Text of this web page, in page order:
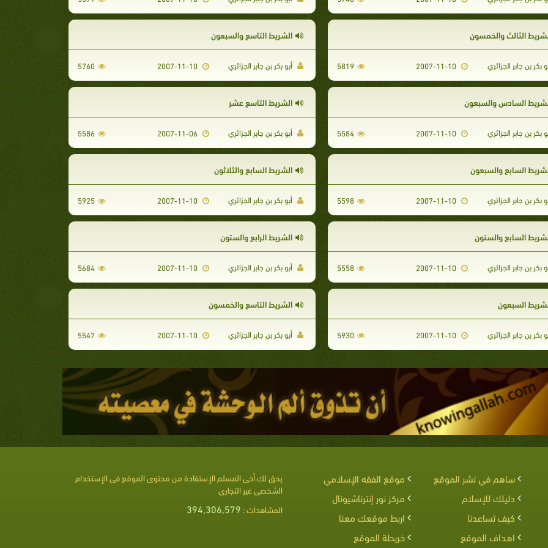
الثالث والخمسون
بكر بن جابر الجزائري 5819
الشريط التاسع والسبعون
أبو بكر بن جابر الجزائري 2007-11-10
5760
السادس والسبعون
بكر بن جابر الجزائري 5584
الشريط التاسع عشر
أبو بكر بن جابر الجزائري 2007-11-06
5586
السابع والسبعون
بكر بن جابر الجزائري 5598
الشريط السابع والثلاثون
أبو بكر بن جابر الجزائري 2007-11-10
5925
السابع والستون
بكر بن جابر الجزائري 5558
الشريط الرابع والستون
أبو بكر بن جابر الجزائري 2007-11-10
5684
السبعون
بكر بن جابر الجزائري 5930
الشريط التاسع والخمسون
أبو بكر بن جابر الجزائري 2007-11-10
5547
ساهم في نشر الموقع
موقع الفقه الإسلامي
دليلك للإسلام
مركز نور إنترناشيونال
كيف تساعدنا
اربط موقعك معنا
اهداف الموقع
خريطة الموقع
يحق لك أخى المسلم الإستفادة من محتوى الموقع فى الإستخدام
الشخصى غير التجارى
المشاهدات : 394,306,579